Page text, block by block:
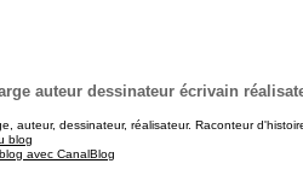
auteur dessinateur écrivain
auteur, dessinateur, réalisateur. Raconteur
blog
avec CanalBlog